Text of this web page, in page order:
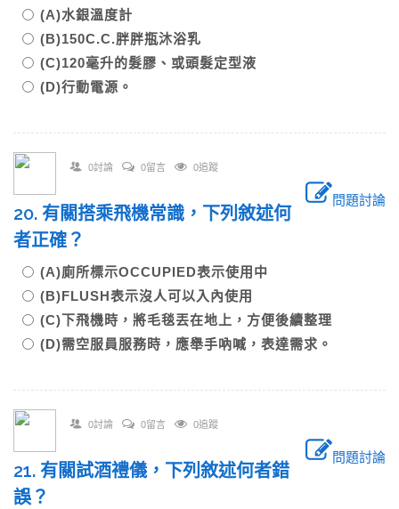
(A)水銀溫度計
(B)150C.C.胖胖瓶沐浴乳
(C)120毫升的髮膠、或頭髮定型液
(D)行動電源。
0討論 0留言 0追蹤
問題討論
20. 有關搭乘飛機常識，下列敘述何
者正確？
(A)廁所標示OCCUPIED表示使用中
(B)FLUSH表示沒人可以入內使用
(C)下飛機時，將毛毯丟在地上，方便後續整理
(D)需空服員服務時，應舉手吶喊，表達需求。
0討論 0留言 0追蹤
問題討論
21. 有關試酒禮儀，下列敘述何者錯
誤？